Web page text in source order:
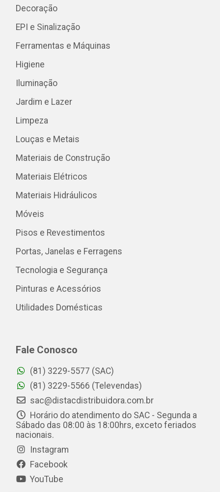
Decoração
EPI e Sinalização
Ferramentas e Máquinas
Higiene
Iluminação
Jardim e Lazer
Limpeza
Louças e Metais
Materiais de Construção
Materiais Elétricos
Materiais Hidráulicos
Móveis
Pisos e Revestimentos
Portas, Janelas e Ferragens
Tecnologia e Segurança
Pinturas e Acessórios
Utilidades Domésticas
Fale Conosco
(81) 3229-5577 (SAC)
(81) 3229-5566 (Televendas)
sac@distacdistribuidora.com.br
Horário do atendimento do SAC - Segunda a
Sábado das 08:00 às 18:00hrs, exceto feriados
nacionais.
Instagram
Facebook
YouTube